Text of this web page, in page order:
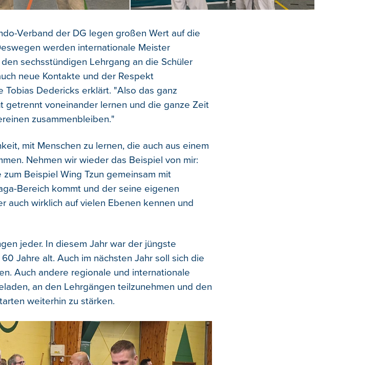
Verband der DG legen großen Wert auf die
werden internationale Meister
sechsstündigen Lehrgang an die Schüler
neue Kontakte und der Respekt
Dedericks erklärt. "Also das ganz
getrennt voneinander lernen und die ganze Zeit
zusammenbleiben."
mit Menschen zu lernen, die auch aus einem
Nehmen wir wieder das Beispiel von mir:
Beispiel Wing Tzun gemeinsam mit
Bereich kommt und der seine eigenen
auch wirklich auf vielen Ebenen kennen und
jeder. In diesem Jahr war der jüngste
Jahre alt. Auch im nächsten Jahr soll sich die
Auch andere regionale und internationale
an den Lehrgängen teilzunehmen und den
weiterhin zu stärken.